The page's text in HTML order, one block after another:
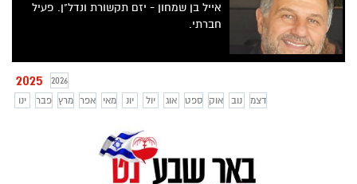
אייל בן שמחון - יזם תקשורת ונדל"ן. פעיל
חברתי.
2025
2026
ינו
פבר מרץ אפר מאי יונ יול אוג ספט אוק נוב דצמ